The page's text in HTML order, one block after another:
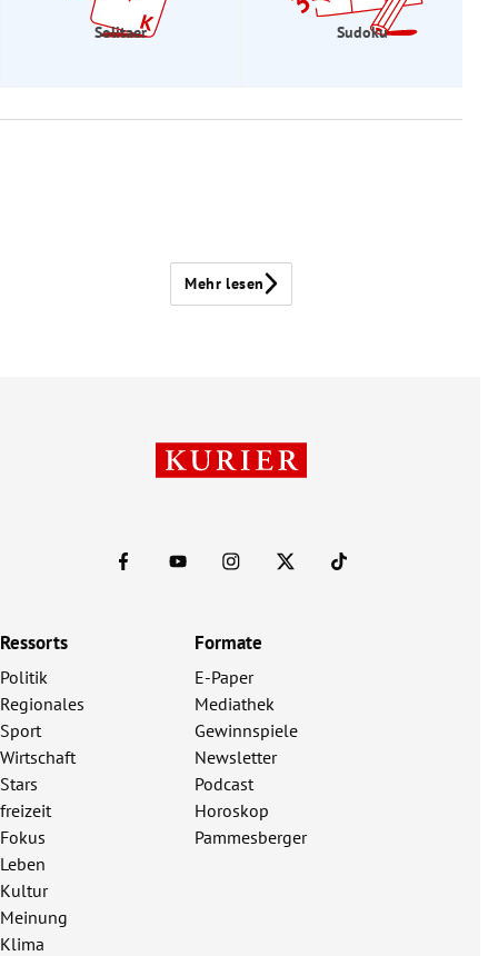
Solitaer Sudoku
Mehr lesen
Ressorts
Politik
Regionales
Sport
Wirtschaft
Stars
freizeit
Fokus
Leben
Kultur
Meinung
Klima
Formate
E-Paper
Mediathek
Gewinnspiele
Newsletter
Podcast
Horoskop
Pammesberger